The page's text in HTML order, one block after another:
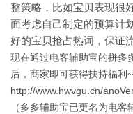
整策略，比如宝贝表现很
面考虑自己制定的预算计
好的宝贝抢占热词，保证
现在通过电客辅助宝的拼多
后，商家即可获得扶持福利
http://www.hwvgu.cn/
（多多辅助宝已更名为电